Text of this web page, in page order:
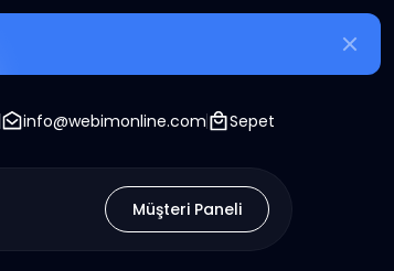
info@webimonline.com Sepet
Müşteri Paneli